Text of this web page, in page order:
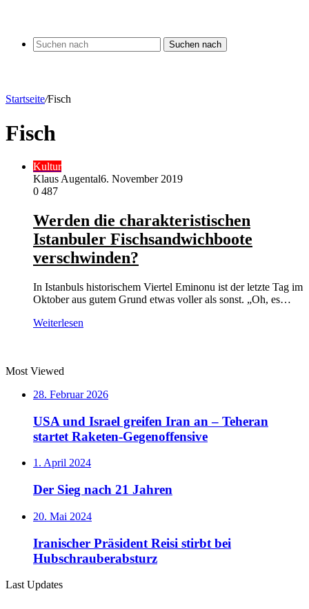
Suchen nach
Startseite/Fisch
Fisch
Kultur
Klaus Augental6. November 2019
0 487
Werden die charakteristischen
Istanbuler Fischsandwichboote
verschwinden?
In Istanbuls historischem Viertel Eminonu ist der letzte Tag im
Oktober aus gutem Grund etwas voller als sonst. „Oh, es…
Weiterlesen
Most Viewed
28. Februar 2026
USA und Israel greifen Iran an – Teheran
startet Raketen-Gegenoffensive
1. April 2024
Der Sieg nach 21 Jahren
20. Mai 2024
Iranischer Präsident Reisi stirbt bei
Hubschrauberabsturz
Last Updates